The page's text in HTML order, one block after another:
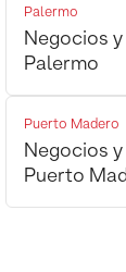
Palermo
Negocios
Palermo
Puerto Madero
Negocios
Puerto